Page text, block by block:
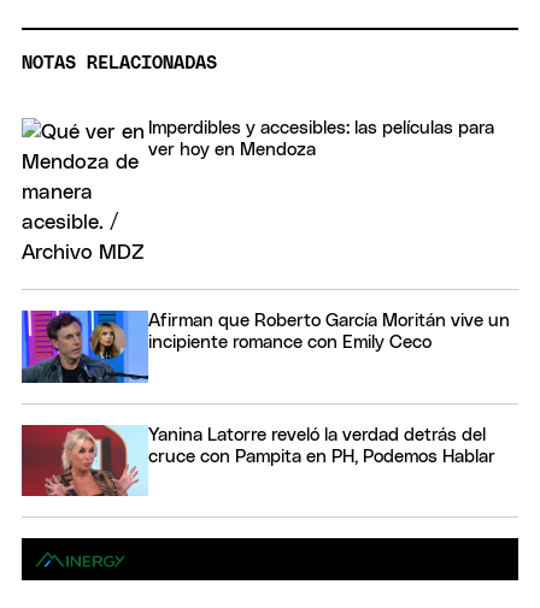
NOTAS RELACIONADAS
Imperdibles y accesibles: las películas para
ver hoy en Mendoza
Afirman que Roberto García Moritán vive un
incipiente romance con Emily Ceco
Yanina Latorre reveló la verdad detrás del
cruce con Pampita en PH, Podemos Hablar